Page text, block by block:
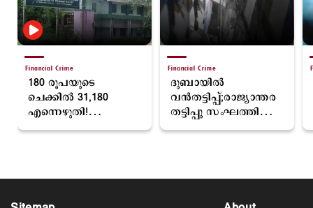
Latest
അതിതീവ്രമഴ തുടരും; ഏഴ് ജില്ലകളില്‍ റെഡ് അലര്‍ട്ട്;
5 ജില്ലകളില്‍ ഓറഞ്ച് അലര്‍ട്ട്
8 hours ago
Financial Crime
180 രൂപയുടെ
ചെക്കില്‍ 31,180
എന്നെഴുതി!
അമ്പലവയല്‍ കൃഷി
Financial Crime
ദുബായില്‍
വന്‍തട്ടിപ്പ്;രാജ്യാന്തര
തട്ടിപ്പു സംഘത്തിലെ
നാലുപേരെ ദുബായ്